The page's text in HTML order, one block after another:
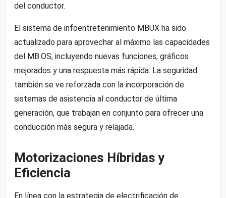
del conductor.
El sistema de infoentretenimiento MBUX ha sido
actualizado para aprovechar al máximo las capacidades
del MB.OS, incluyendo nuevas funciones, gráficos
mejorados y una respuesta más rápida. La seguridad
también se ve reforzada con la incorporación de
sistemas de asistencia al conductor de última
generación, que trabajan en conjunto para ofrecer una
conducción más segura y relajada.
Motorizaciones Híbridas y
Eficiencia
En línea con la estrategia de electrificación de